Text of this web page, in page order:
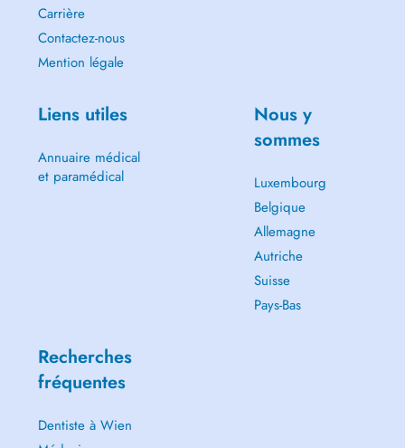
Carrière
Contactez-nous
Mention légale
Liens utiles
Annuaire médical
et paramédical
Nous y
sommes
Luxembourg
Belgique
Allemagne
Autriche
Suisse
Pays-Bas
Recherches
fréquentes
Dentiste à Wien